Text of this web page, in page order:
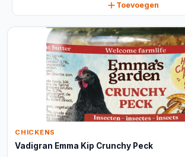
Toevoegen
CHICKENS
Vadigran Emma Kip Crunchy Peck